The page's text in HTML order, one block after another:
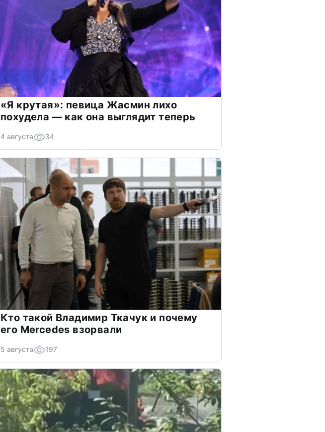
«Я крутая»: певица Жасмин лихо
похудела — как она выглядит теперь
4 августа 34
Кто такой Владимир Ткачук и почему
его Mercedes взорвали
5 августа 197